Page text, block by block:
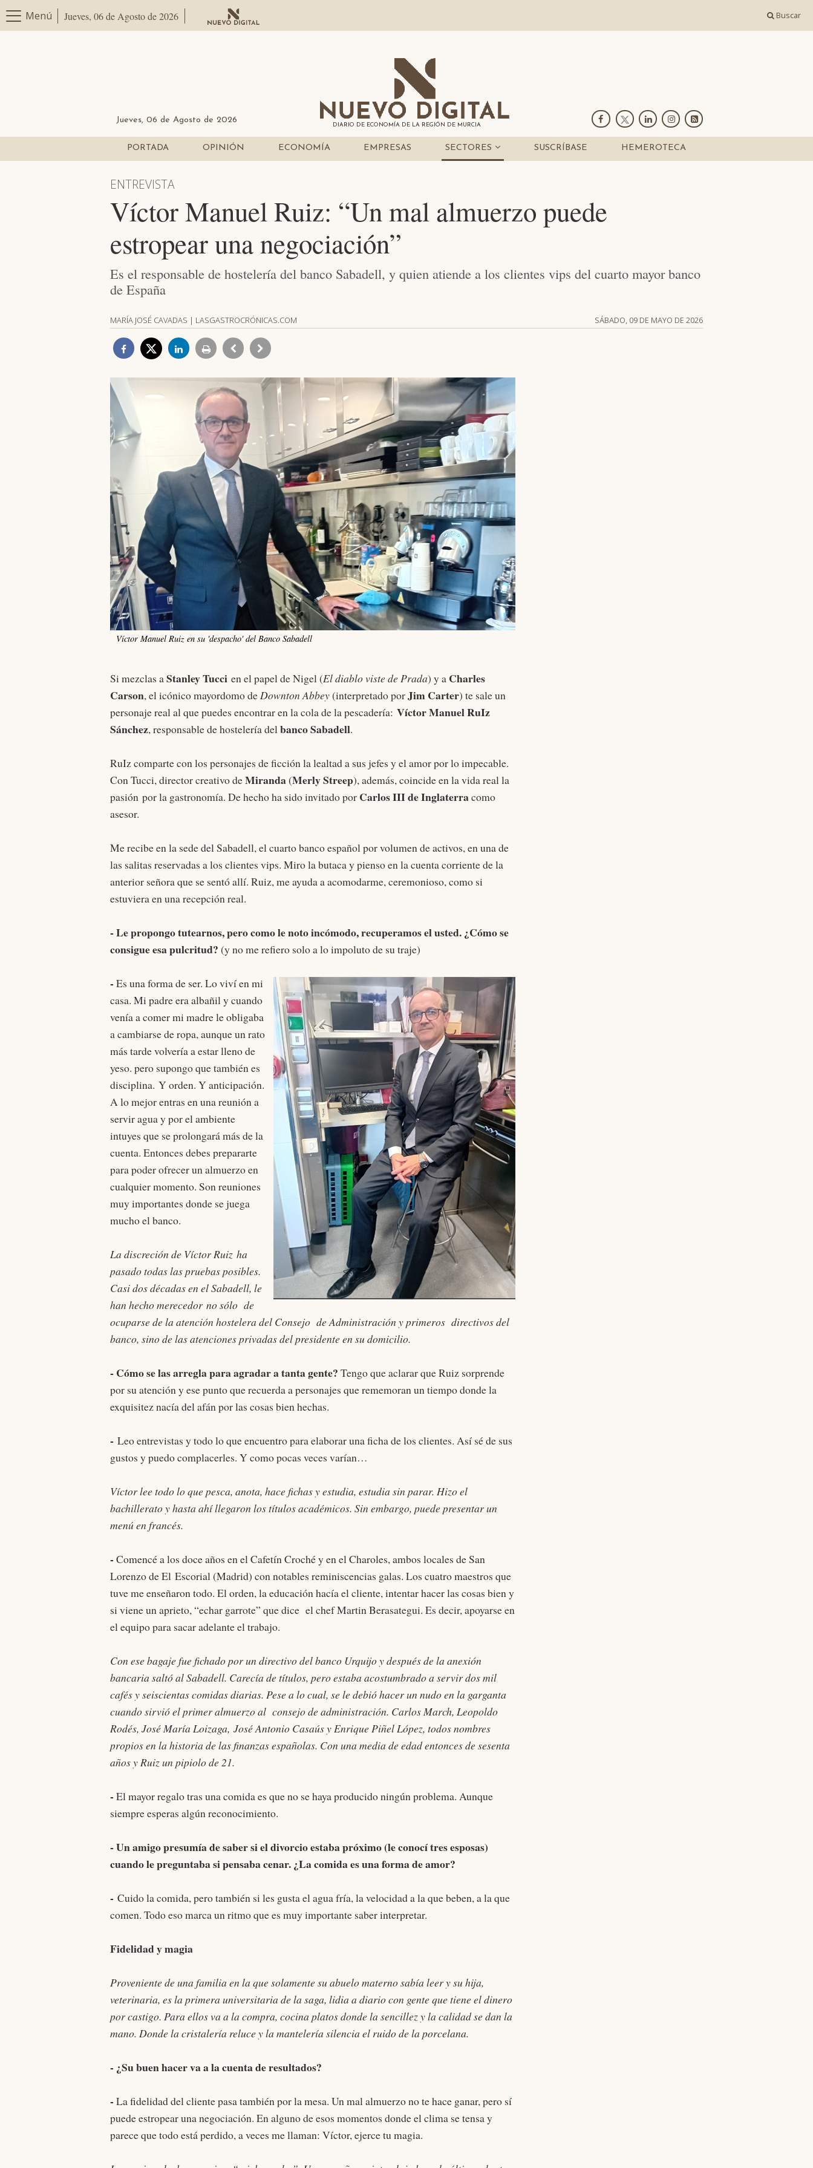
Menú Jueves, 06 de Agosto de 2026 Buscar
Jueves, 06 de Agosto de 2026
DIARIO DE ECONOMÍA DE LA REGIÓN DE MURCIA
PORTADA OPINIÓN ECONOMÍA EMPRESAS SECTORES SUSCRÍBASE HEMEROTECA
ENTREVISTA
Víctor Manuel Ruiz: “Un mal almuerzo puede
estropear una negociación”
Es el responsable de hostelería del banco Sabadell, y quien atiende a los clientes vips del cuarto mayor banco
de España
MARÍA JOSÉ CAVADAS | LASGASTROCRÓNICAS.COM SÁBADO, 09 DE MAYO DE 2026
Víctor Manuel Ruiz en su 'despacho' del Banco Sabadell
Si mezclas aStanley Tucci en el papel de Nigel (El diablo viste de Prada) y a Charles
Carson, el icónico mayordomo deDownton Abbey(interpretado porJim Carter) te sale un
personaje real al que puedes encontrar en la cola de la pescadería: Víctor Manuel RuIz
Sánchez, responsable de hostelería delbanco Sabadell.
RuIz comparte con los personajes de ficción la lealtad a sus jefes y el amor por lo impecable.
Con Tucci, director creativo deMiranda(Merly Streep), además, coincide en la vida real la
pasión por la gastronomía. De hecho ha sido invitado por Carlos III de Inglaterracomo
asesor.
Me recibe en la sede del Sabadell, el cuarto banco español por volumen de activos, en una de
las salitas reservadas a los clientes vips. Miro la butaca y pienso en la cuenta corriente de la
anterior señora que se sentó allí. Ruiz, me ayuda a acomodarme, ceremonioso, como si
estuviera en una recepción real.
- Le propongo tutearnos, pero como le noto incómodo, recuperamos el usted. ¿Cómo se
consigue esa pulcritud? (y no me refiero solo a lo impoluto de su traje)
- Es una forma de ser. Lo viví en mi
casa. Mi padre era albañil y cuando
venía a comer mi madre le obligaba
a cambiarse de ropa, aunque un rato
más tarde volvería a estar lleno de
yeso. pero supongo que también es
disciplina. Y orden. Y anticipación.
A lo mejor entras en una reunión a
servir agua y por el ambiente
intuyes que se prolongará más de la
cuenta. Entonces debes prepararte
para poder ofrecer un almuerzo en
cualquier momento. Son reuniones
muy importantes donde se juega
mucho el banco.
La discreción de Víctor Ruiz ha
pasado todas las pruebas posibles.
Casi dos décadas en el Sabadell, le
han hecho merecedor no sólo de
ocuparse de la atención hostelera del Consejo de Administración y primeros directivos del
banco, sino de las atenciones privadas del presidente en su domicilio.
- Cómo se las arregla para agradar a tanta gente? Tengo que aclarar que Ruiz sorprende
por su atención y ese punto que recuerda a personajes que rememoran un tiempo donde la
exquisitez nacía del afán por las cosas bien hechas.
- Leo entrevistas y todo lo que encuentro para elaborar una ficha de los clientes. Así sé de sus
gustos y puedo complacerles. Y como pocas veces varían…
Víctor lee todo lo que pesca, anota, hace fichas y estudia, estudia sin parar. Hizo el
bachillerato y hasta ahí llegaron los títulos académicos. Sin embargo, puede presentar un
menú en francés.
- Comencé a los doce años en el Cafetín Croché y en el Charoles, ambos locales de San
Lorenzo de El Escorial (Madrid) con notables reminiscencias galas. Los cuatro maestros que
tuve me enseñaron todo. El orden, la educación hacía el cliente, intentar hacer las cosas bien y
si viene un aprieto, “echar garrote” que dice el chef Martin Berasategui. Es decir, apoyarse en
el equipo para sacar adelante el trabajo.
Con ese bagaje fue fichado por un directivo del banco Urquijo y después de la anexión
bancaria saltó al Sabadell. Carecía de títulos, pero estaba acostumbrado a servir dos mil
cafés y seiscientas comidas diarias. Pese a lo cual, se le debió hacer un nudo en la garganta
cuando sirvió el primer almuerzo al consejo de administración. Carlos March, Leopoldo
Rodés, José María Loizaga, José Antonio Casaús y Enrique Piñel López, todos nombres
propios en la historia de las finanzas españolas. Con una media de edad entonces de sesenta
años y Ruiz un pipiolo de 21.
- El mayor regalo tras una comida es que no se haya producido ningún problema. Aunque
siempre esperas algún reconocimiento.
- Un amigo presumía de saber si el divorcio estaba próximo (le conocí tres esposas)
cuando le preguntaba si pensaba cenar. ¿La comida es una forma de amor?
- Cuido la comida, pero también si les gusta el agua fría, la velocidad a la que beben, a la que
comen. Todo eso marca un ritmo que es muy importante saber interpretar.
Fidelidad y magia
Proveniente de una familia en la que solamente su abuelo materno sabía leer y su hija,
veterinaria, es la primera universitaria de la saga, lidia a diario con gente que tiene el dinero
por castigo. Para ellos va a la compra, cocina platos donde la sencillez y la calidad se dan la
mano. Donde la cristalería reluce y la mantelería silencia el ruido de la porcelana.
- ¿Su buen hacer va a la cuenta de resultados?
- La fidelidad del cliente pasa también por la mesa. Un mal almuerzo no te hace ganar, pero sí
puede estropear una negociación. En alguno de esos momentos donde el clima se tensa y
parece que todo está perdido, a veces me llaman: Víctor, ejerce tu magia.